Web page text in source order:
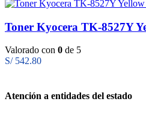
Toner Kyocera TK-8527Y
Valorado con 0 de 5
S/542.80
Atención a entidades del estado